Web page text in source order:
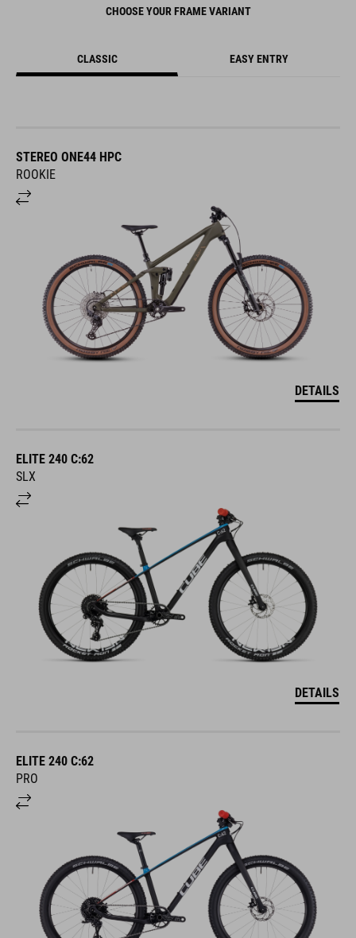
CHOOSE YOUR FRAME VARIANT
CLASSIC EASY ENTRY
STEREO ONE44 HPC
ROOKIE
DETAILS
ELITE 240 C:62
SLX
DETAILS
ELITE 240 C:62
PRO